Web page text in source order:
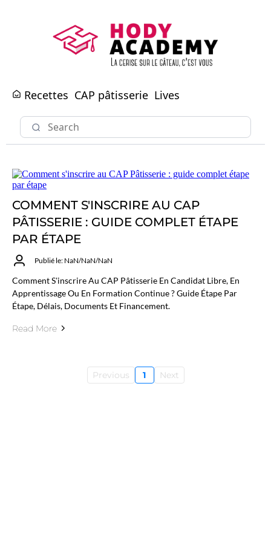
Recettes CAP pâtisserie Lives
COMMENT S'INSCRIRE AU CAP
PÂTISSERIE : GUIDE COMPLET ÉTAPE
PAR ÉTAPE
Publié le: NaN/NaN/NaN
Comment S'inscrire Au CAP Pâtisserie En Candidat Libre, En
Apprentissage Ou En Formation Continue ? Guide Étape Par
Étape, Délais, Documents Et Financement.
Read More
Previous 1 Next